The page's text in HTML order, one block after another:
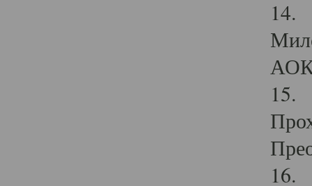
14.
15.
16.